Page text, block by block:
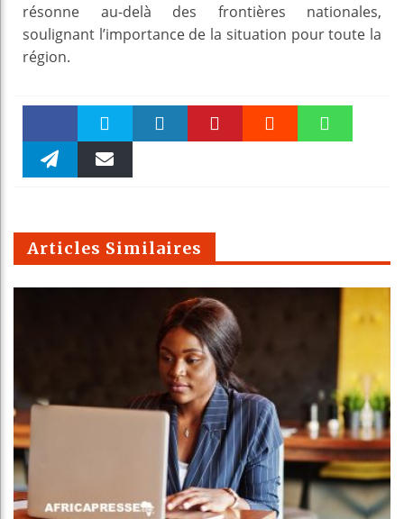
résonne au-delà des frontières nationales,
soulignant l’importance de la situation pour toute la
région.
Faceboo Twitter
m
Articles Similaires